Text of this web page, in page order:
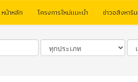
หน้าหลัก โครงการใหม่แนะนำ ข่าวอสังหาริ